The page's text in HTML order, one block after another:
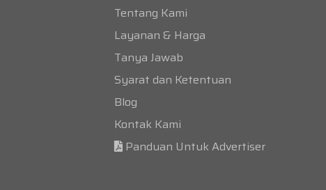
Tentang Kami
Layanan & Harga
Tanya Jawab
Syarat dan Ketentuan
Blog
Kontak Kami
Panduan Untuk Advertiser